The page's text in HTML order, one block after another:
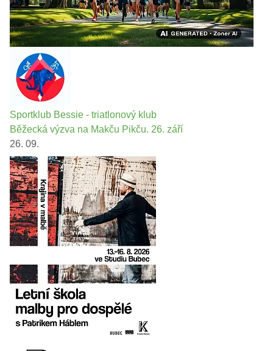
Sportklub Bessie - triatlonový klub
Běžecká výzva na Makču Pikču. 26. září
26. 09.